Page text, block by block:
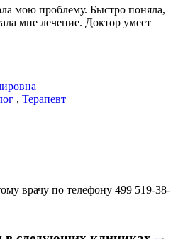
мою проблему. Быстро поняла,
мне лечение. Доктор умеет
, Терапевт
врачу по телефону 499 519-38-